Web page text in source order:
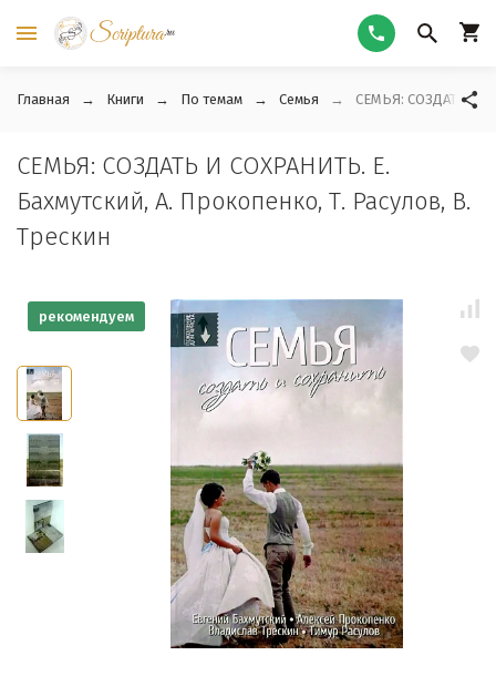
Главная Книги По темам Семья СЕМЬЯ: СОЗДАТЬ И
СЕМЬЯ: СОЗДАТЬ И СОХРАНИТЬ. Е.
Бахмутский, А. Прокопенко, Т. Расулов, В.
Трескин
рекомендуем